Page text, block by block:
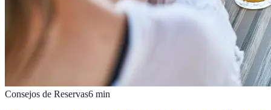
Consejos de Reservas6 min